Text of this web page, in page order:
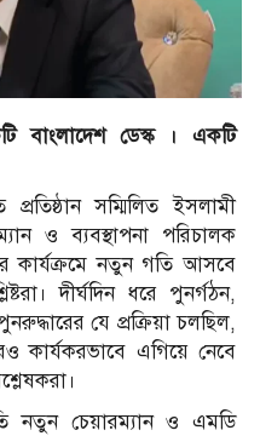
ডেস্ক । একটি
সম্মিলিত ইসলামী
ও ব্যবস্থাপনা পরিচালক
কার্যক্রমে নতুন গতি আসবে
দীর্ঘদিন ধরে পুনর্গঠন,
যে প্রক্রিয়া চলছিল,
এগিয়ে নেবে
নতুন চেয়ারম্যান ও এমডি